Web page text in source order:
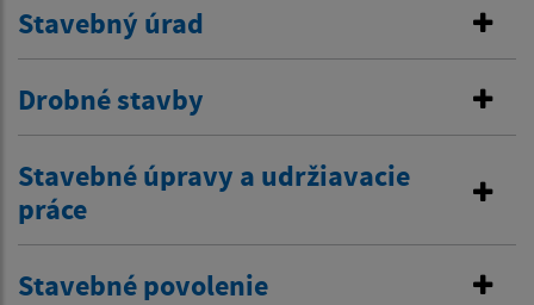
Stavebný úrad
Drobné stavby
Stavebné úpravy a udržiavacie
práce
Stavebné povolenie